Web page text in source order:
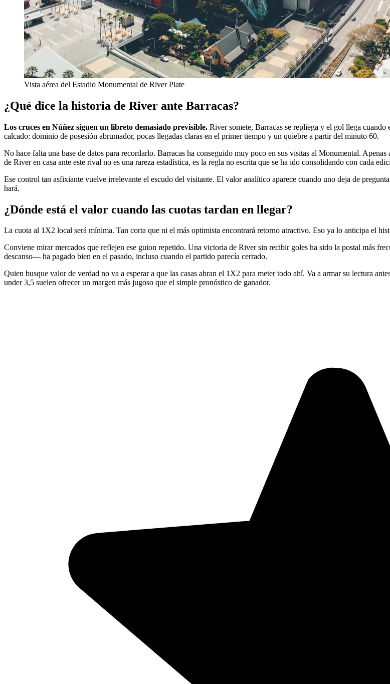
Vista aérea del Estadio Monumental de River Plate
¿Qué dice la historia de River ante Barracas?
Los cruces en Núñez siguen un libreto demasiado previsible. River somete, Barracas se repliega y el gol llega cuando
calcado: dominio de posesión abrumador, pocas llegadas claras en el primer tiempo y un quiebre a partir del minuto 60.
No hace falta una base de datos para recordarlo. Barracas ha conseguido muy poco en sus visitas al Monumental.
de River en casa ante este rival no es una rareza estadística, es la regla no escrita que se ha ido consolidando con cada
Ese control tan asfixiante vuelve irrelevante el escudo del visitante. El valor analítico aparece cuando uno deja de
hará.
¿Dónde está el valor cuando las cuotas tardan en llegar?
La cuota al 1X2 local será mínima. Tan corta que ni el más optimista encontrará retorno atractivo. Eso ya lo anticipa el
Conviene mirar mercados que reflejen ese guion repetido. Una victoria de River sin recibir goles ha sido la postal más
descanso— ha pagado bien en el pasado, incluso cuando el partido parecía cerrado.
Quien busque valor de verdad no va a esperar a que las casas abran el 1X2 para meter todo ahí. Va a armar su lectura
under 3,5 suelen ofrecer un margen más jugoso que el simple pronóstico de ganador.